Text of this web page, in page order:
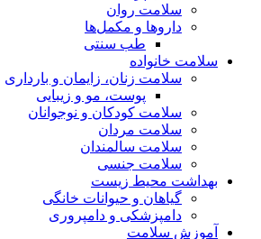
سلامت روان
داروها و مکمل‌ها
طب سنتی
سلامت خانواده
سلامت زنان، زایمان و بارداری
پوست، مو و زیبایی
سلامت کودکان و نوجوانان
سلامت مردان
سلامت سالمندان
سلامت جنسی
بهداشت محیط زیست
گیاهان و حیوانات خانگی
دامپزشکی و دامپروری
آموزش سلامت